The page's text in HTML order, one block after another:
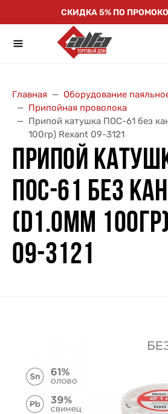
СКИДКА 5% ПО
Главная
Оборудование
Припойная проволока
Припой катушка ПОС-61 без
100гр) Rexant 09-3121
ПРИПОЙ
ПОС-61 БЕЗ
(D1.0ММ 100ГР)
09-3121